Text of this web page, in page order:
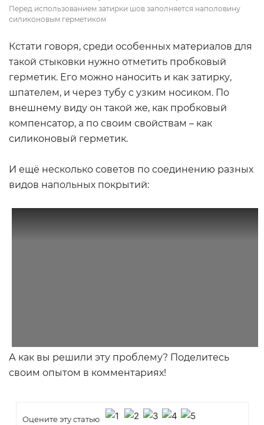
Перед использованием затирки шов заполняется наполовину
силиконовым герметиком
Кстати говоря, среди особенных материалов для
такой стыковки нужно отметить пробковый
герметик. Его можно наносить и как затирку,
шпателем, и через тубу с узким носиком. По
внешнему виду он такой же, как пробковый
компенсатор, а по своим свойствам – как
силиконовый герметик.
И ещё несколько советов по соединению разных
видов напольных покрытий:
А как вы решили эту проблему? Поделитесь
своим опытом в комментариях!
Оцените эту статью